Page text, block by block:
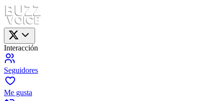
Interacción
Seguidores
Me gusta